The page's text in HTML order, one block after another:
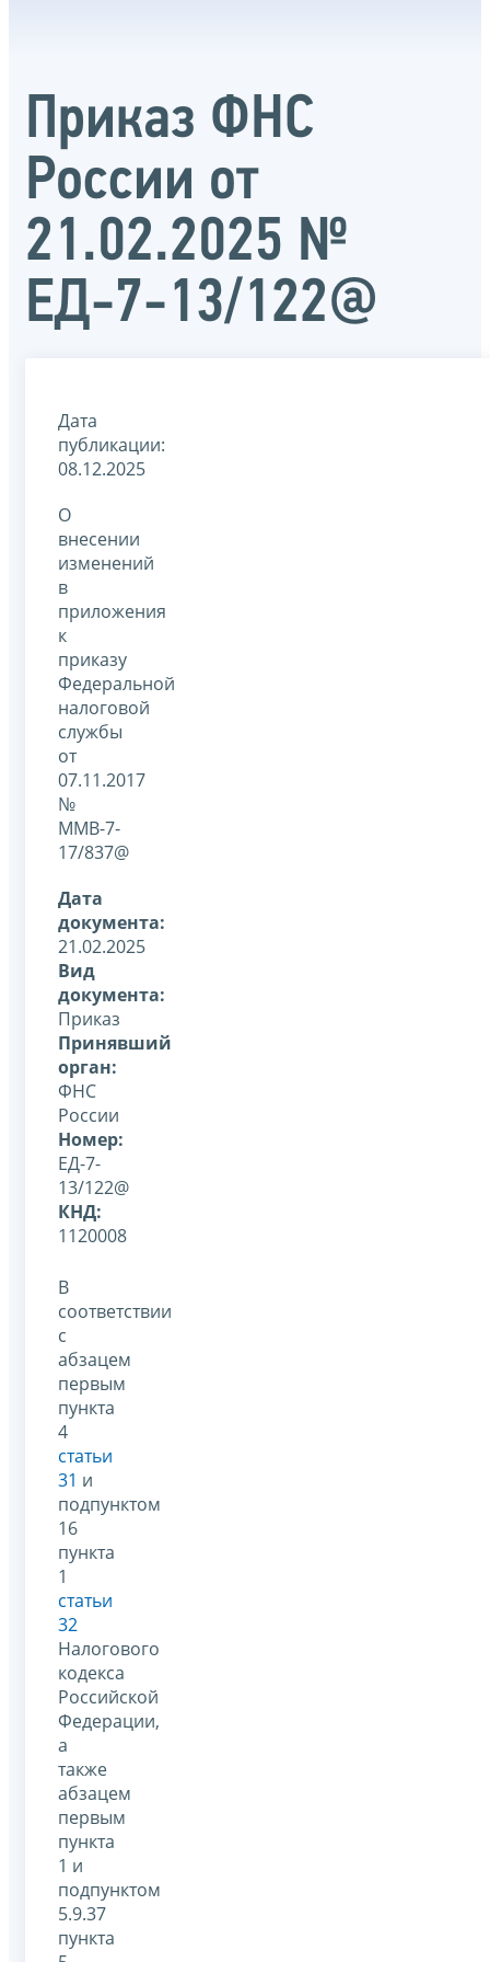
Приказ ФНС
России от
21.02.2025 №
ЕД-7-13/122@
Дата
публикации:
08.12.2025
О
внесении
изменений
в
приложения
к
приказу
Федеральной
налоговой
службы
от
07.11.2017
№
ММВ-7-
17/837@
Дата
документа:
21.02.2025
Вид
документа:
Приказ
Принявший
орган:
ФНС
России
Номер:
ЕД-7-
13/122@
КНД:
1120008
В
соответствии
с
абзацем
первым
пункта
4
статьи
31 и
подпунктом
16
пункта
1
статьи
32
Налогового
кодекса
Российской
Федерации,
а
также
абзацем
первым
пункта
1 и
подпунктом
5.9.37
пункта